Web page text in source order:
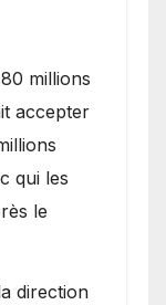
millions
accepter
qui les
le
direction